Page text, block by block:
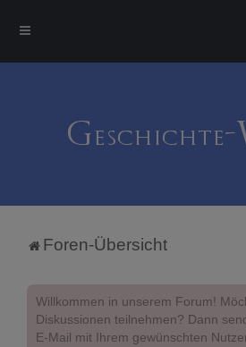
Foren-Übersicht
Willkommen in unserem Forum!
Diskussionen teilnehmen? Dann
E-Mail mit Ihrem gewünschten